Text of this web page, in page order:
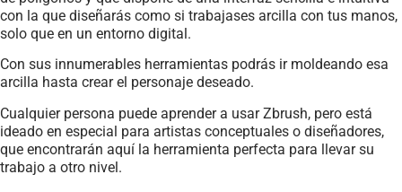
con la que diseñarás como si trabajases arcilla con tus manos,
solo que en un entorno digital.
Con sus innumerables herramientas podrás ir moldeando esa
arcilla hasta crear el personaje deseado.
Cualquier persona puede aprender a usar Zbrush, pero está
ideado en especial para artistas conceptuales o diseñadores,
que encontrarán aquí la herramienta perfecta para llevar su
trabajo a otro nivel.